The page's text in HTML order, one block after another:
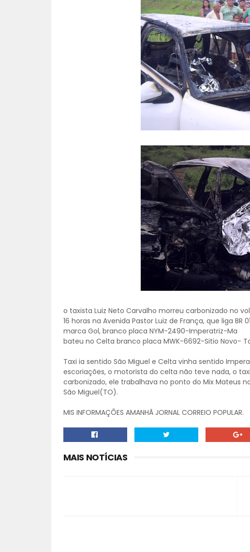
o taxista Luiz Neto Carvalho morreu carbonizado no
16 horas na Avenida Pastor Luiz de França, que liga
marca Gol, branco placa NYM-2490-Imperatriz-Ma
bateu no Celta branco placa MWK-6692-Sitio Novo-
Taxi ia sentido São Miguel e Celta vinha sentido
escoriações, o motorista do celta não teve nada, o
carbonizado, ele trabalhava no ponto do Mix Mateus
São Miguel(TO).
MIS INFORMAÇÕES AMANHÃ JORNAL CORREIO POPULAR.
MAIS NOTÍCIAS